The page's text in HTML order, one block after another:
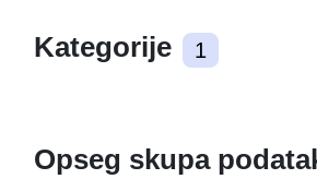
Kategorije 1
Opseg skupa